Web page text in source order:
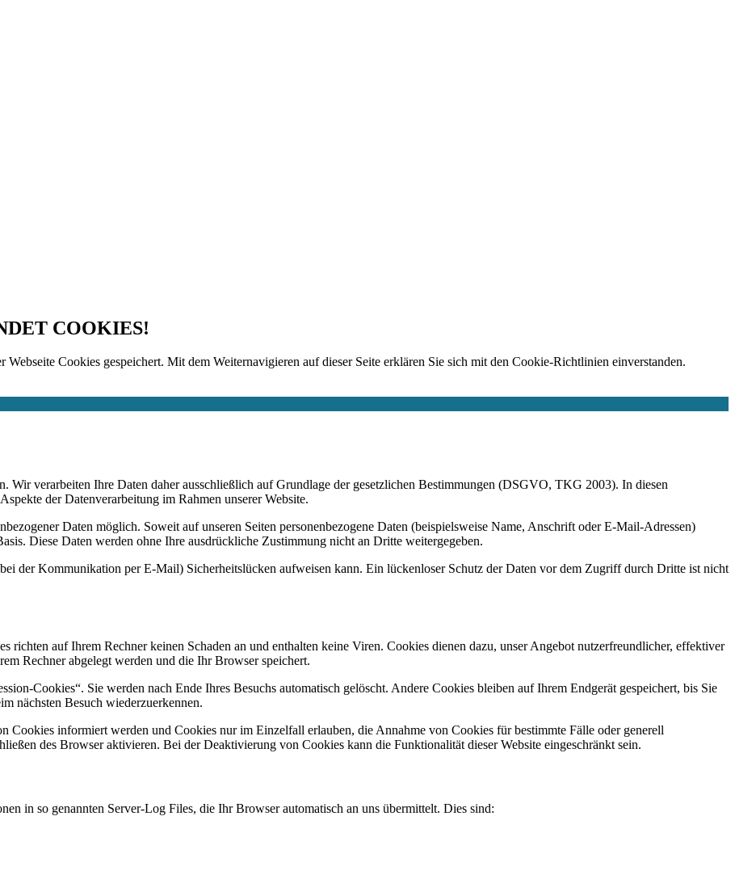
COOKIES!
Cookies gespeichert. Mit dem Weiternavigieren auf dieser Seite erklären Sie sich mit den Cookie-Richtlinien einverstanden.
Wir verarbeiten Ihre Daten daher ausschließlich auf Grundlage der gesetzlichen Bestimmungen (DSGVO, TKG 2003). In diesen
der Datenverarbeitung im Rahmen unserer Website.
Daten möglich. Soweit auf unseren Seiten personenbezogene Daten (beispielsweise Name, Anschrift oder E-Mail-Adressen)
Diese Daten werden ohne Ihre ausdrückliche Zustimmung nicht an Dritte weitergegeben.
der Kommunikation per E-Mail) Sicherheitslücken aufweisen kann. Ein lückenloser Schutz der Daten vor dem Zugriff durch Dritte ist nicht
richten auf Ihrem Rechner keinen Schaden an und enthalten keine Viren. Cookies dienen dazu, unser Angebot nutzerfreundlicher, effektiver
Rechner abgelegt werden und die Ihr Browser speichert.
Cookies“. Sie werden nach Ende Ihres Besuchs automatisch gelöscht. Andere Cookies bleiben auf Ihrem Endgerät gespeichert, bis Sie
nächsten Besuch wiederzuerkennen.
Cookies informiert werden und Cookies nur im Einzelfall erlauben, die Annahme von Cookies für bestimmte Fälle oder generell
des Browser aktivieren. Bei der Deaktivierung von Cookies kann die Funktionalität dieser Website eingeschränkt sein.
in so genannten Server-Log Files, die Ihr Browser automatisch an uns übermittelt. Dies sind: